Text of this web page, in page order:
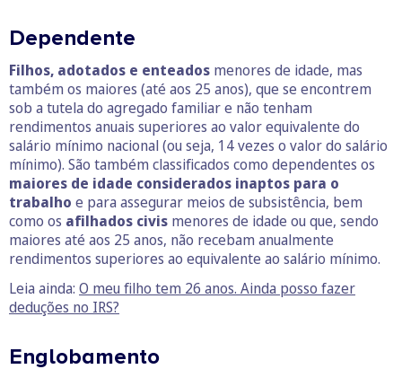
Dependente
Filhos, adotados e enteados menores de idade, mas
também os maiores (até aos 25 anos), que se encontrem
sob a tutela do agregado familiar e não tenham
rendimentos anuais superiores ao valor equivalente do
salário mínimo nacional (ou seja, 14 vezes o valor do salário
mínimo). São também classificados como dependentes os
maiores de idade considerados inaptos para o
trabalho e para assegurar meios de subsistência, bem
como os afilhados civis menores de idade ou que, sendo
maiores até aos 25 anos, não recebam anualmente
rendimentos superiores ao equivalente ao salário mínimo.
Leia ainda: O meu filho tem 26 anos. Ainda posso fazer
deduções no IRS?
Englobamento